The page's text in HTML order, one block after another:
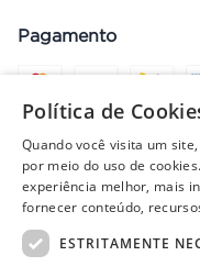
Pagamento
Preços, promoções,
para compras no site. Em
Política de
Quando você visita um
por meio do uso de
experiência melhor, mais
fornecer conteúdo,
ESTRITAMENTE